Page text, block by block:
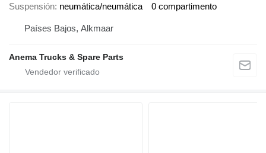
Suspensión neumática/neumática 0 compartimento
Países Bajos, Alkmaar
Anema Trucks & Spare Parts